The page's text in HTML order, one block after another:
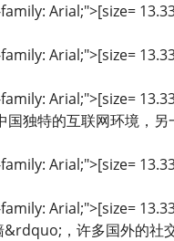
Arial;">[size=
Arial;">[size=
Arial;">[size=
国独特的互联网环境，
Arial;">[size=
Arial;">[size=
，许多国外的社